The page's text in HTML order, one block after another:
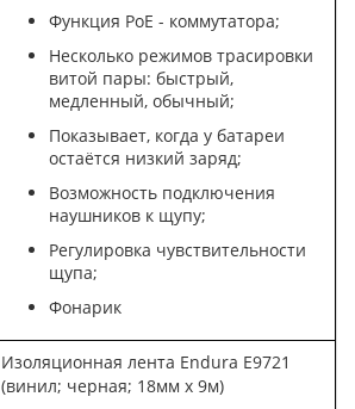
Функция PoE - коммутатора;
Несколько режимов трасировки
витой пары: быстрый,
медленный, обычный;
Показывает, когда у батареи
остаётся низкий заряд;
Возможность подключения
наушников к щупу;
Регулировка чувствительности
щупа;
Фонарик
Изоляционная лента Endura E9721
(винил; черная; 18мм x 9м)